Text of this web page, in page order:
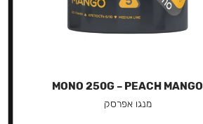
MONO 250G – PEACH MANGO
מנגו אפרסק